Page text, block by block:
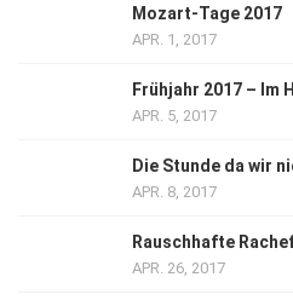
Mozart-Tage 2017
APR. 1, 2017
Frühjahr 2017 –
APR. 5, 2017
Die Stunde da wir
APR. 8, 2017
Rauschhafte
APR. 26, 2017